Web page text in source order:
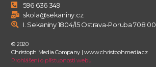
596 636 349
skola@sekaniny.cz
I. Sekaniny 1804/15 Ostrava-Poruba 708 00
© 2020
Christoph Media Company | www.christophmedia.cz
Prohlášení o přístupnosti webu